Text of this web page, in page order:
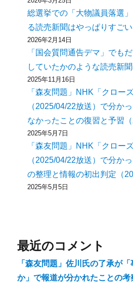
総選挙での「大物議員落選
る読売新聞はやっぱりすごい
2026年2月14日
「国会質問通告デマ」でも
していたかのような読売新
2025年11月16日
「森友問題」NHK「クロー
（2025/04/22放送）で分か
なかったことの復習と予習（
2025年5月7日
「森友問題」NHK「クロー
（2025/04/22放送）で分か
の整理と情報の初出判定（
2025年5月5日
最近のコメント
「森友問題」佐川氏の了承が
か」で報道が分かれたことの考